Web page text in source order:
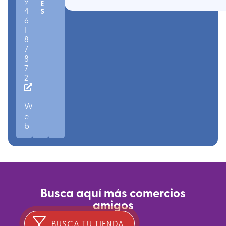
4
6
1
8
7
8
7
2
W
e
b
E
S
Busca aquí más comercios
amigos
BUSCA TU TIENDA